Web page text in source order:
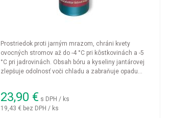
Prostriedok proti jarným mrazom, chráni kvety
ovocných stromov až do -4 °C pri kôstkovinách a -5
°C pri jadrovinách. Obsah bóru a kyseliny jantárovej
zlepšuje odolnosť voči chladu a zabraňuje opadu
23,90 € s DPH / ks
19,43 € bez DPH / ks